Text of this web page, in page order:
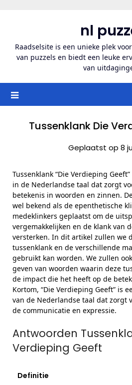
inhoud
nl
Raadselsite is een unieke plek
van puzzels en biedt een leuke
van
Tussenklank Die
Geplaatst op 8
Tussenklank “Die Verdieping
in de Nederlandse taal dat zorgt
betekenis in woorden en zinnen.
wel bekend als de epenthetische
medeklinkers geplaatst om de
vergemakkelijken en de klank van
versterken. In dit artikel zullen we
tussenklank en de verschillende
gebruikt kan worden. We zullen
geven van woorden waarin deze
de impact die het heeft op de
Kortom, “Die Verdieping Geeft” is
van de Nederlandse taal dat zorgt
de communicatie en expressie.
Antwoorden
Verdieping Geeft
Definitie